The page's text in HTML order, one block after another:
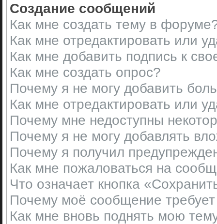
Создание сообщений
Как мне создать тему в
Как мне отредактировать или
Как мне добавить подпись к
Как мне создать опрос?
Почему я не могу добавить
Как мне отредактировать или
Почему мне недоступны
Почему я не могу добавлять
Почему я получил
Как мне пожаловаться на
Что означает кнопка
Почему моё сообщение
Как мне вновь поднять мою